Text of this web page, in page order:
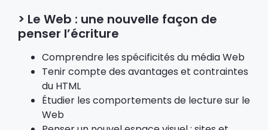
> Le Web : une nouvelle façon de
penser l’écriture
Comprendre les spécificités du média Web
Tenir compte des avantages et contraintes
du HTML
Étudier les comportements de lecture sur le
Web